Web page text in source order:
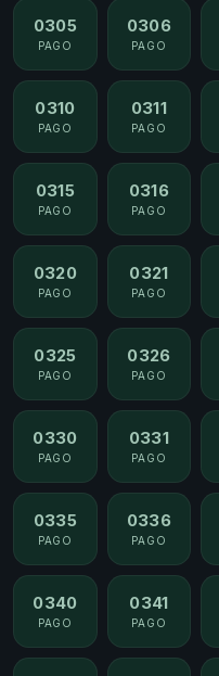
0305
PAGO
0306
PAGO
0310
PAGO
0311
PAGO
0315
PAGO
0316
PAGO
0320
PAGO
0321
PAGO
0325
PAGO
0326
PAGO
0330
PAGO
0331
PAGO
0335
PAGO
0336
PAGO
0340
PAGO
0341
PAGO